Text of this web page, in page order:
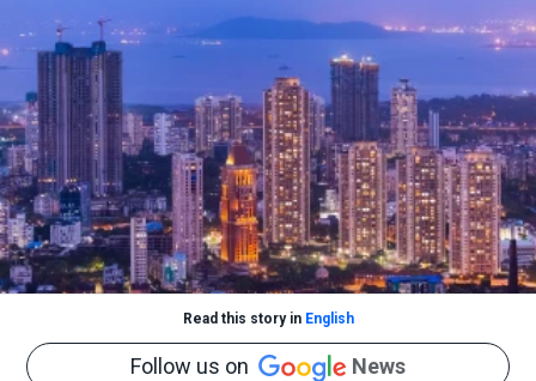
Read this story in English
Follow us on News